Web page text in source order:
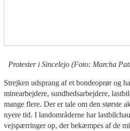
Protester i Sincelejo (Foto: Marcha
Strejken udsprang af et bondeoprør og
minearbejdere, sundhedsarbejdere,
mange flere. Der er tale om den største
nyere tid. I landområderne har
vejspærringer op, der bekæmpes af de